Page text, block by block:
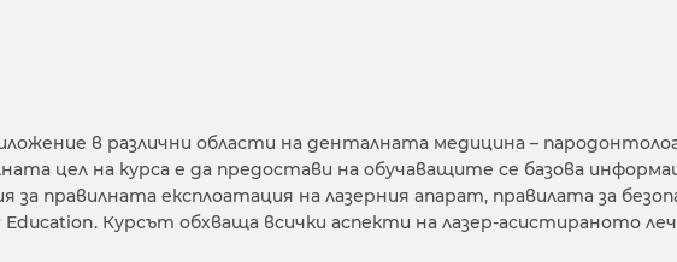
в различни области на денталната медицина –
цел на курса е да предостави на обучаващите се базова
за правилната експлоатация на лазерния апарат, правилата за
Education. Курсът обхваща всички аспекти на лазер-асистираното